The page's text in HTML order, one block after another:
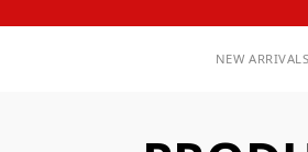
NEW ARRIVALS